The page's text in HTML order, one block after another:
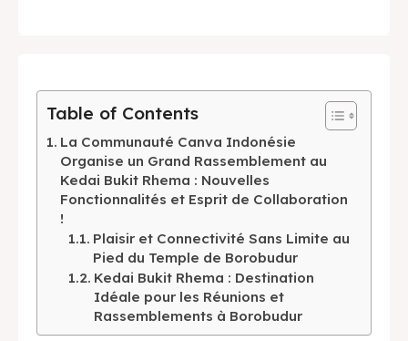
Nasi Box
Recherche
Nasi Box
Recherche
English 中文 Indonesia
Français Deutsch Nederlands
Table of Contents
La Communauté Canva Indonésie
Organise un Grand Rassemblement au
Kedai Bukit Rhema : Nouvelles
Fonctionnalités et Esprit de Collaboration
!
Plaisir et Connectivité Sans Limite au
Pied du Temple de Borobudur
Kedai Bukit Rhema : Destination
Idéale pour les Réunions et
Rassemblements à Borobudur